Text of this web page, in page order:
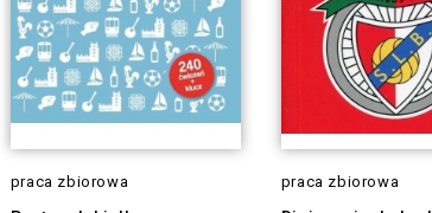
praca zbiorowa praca zbiorowa